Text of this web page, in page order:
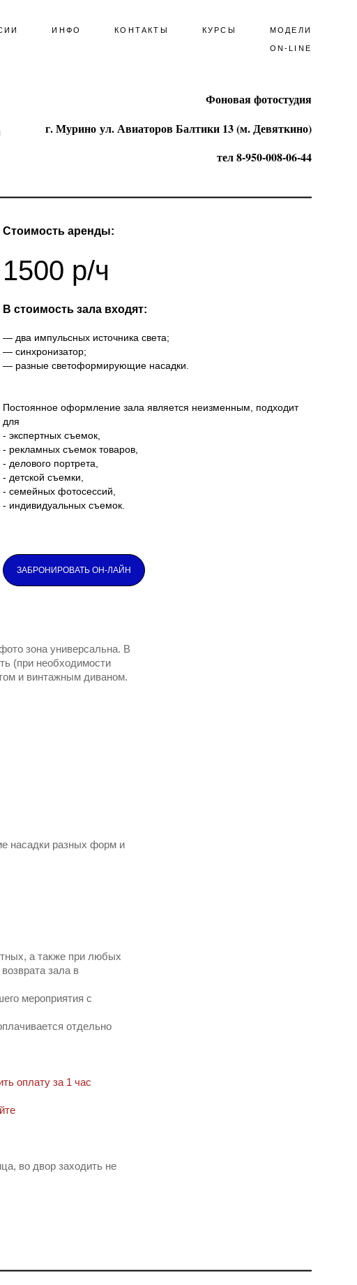
ИНФО КОНТАКТЫ КУРСЫ МОДЕЛИ
ON-LINE
ИНФО КОНТАКТЫ КУРСЫ МОДЕЛИ
ON-LINE
Фоновая фотостудия
г. Мурино ул. Авиаторов Балтики 13 (м. Девяткино)
тел 8-950-008-06-44
Стоимость аренды:
1500 р/ч
В стоимость зала входят:
— два импульсных источника света;
— синхронизатор;
— разные светоформирующие насадки.
Постоянное оформление зала является неизменным, подходит
для
- экспертных съемок,
- рекламных съемок товаров,
- делового портрета,
- детской съемки,
- семейных фотосессий,
- индивидуальных съемок.
ЗАБРОНИРОВАТЬ ОН-ЛАЙН
зона универсальна. В
(при необходимости
и винтажным диваном.
насадки разных форм и
а также при любых
зала в
мероприятия с
отдельно
оплату за 1 час
во двор заходить не